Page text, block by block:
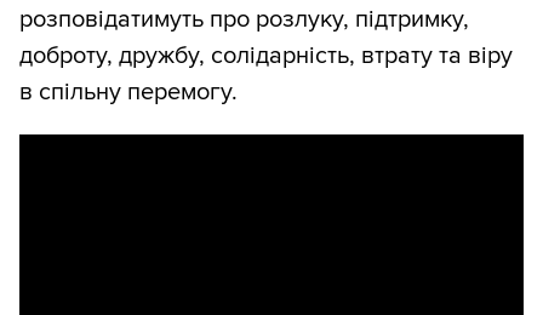
розповідатимуть про розлуку, підтримку,
доброту, дружбу, солідарність, втрату та віру
в спільну перемогу.